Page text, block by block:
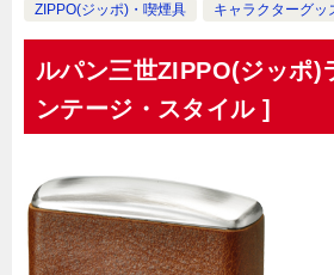
ZIPPO(ジッポ)・喫煙具
キャラクターグッ
ルパン三世ZIPPO(ジッポ)
ンテージ・スタイル ]